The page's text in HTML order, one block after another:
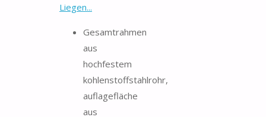
Liegen...
Gesamtrahmen
aus
hochfestem
kohlenstoffstahlrohr,
auflagefläche
aus